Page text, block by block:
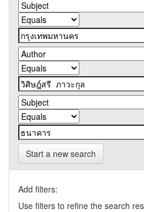
Start a new search
Add filters:
Use filters to refine the search